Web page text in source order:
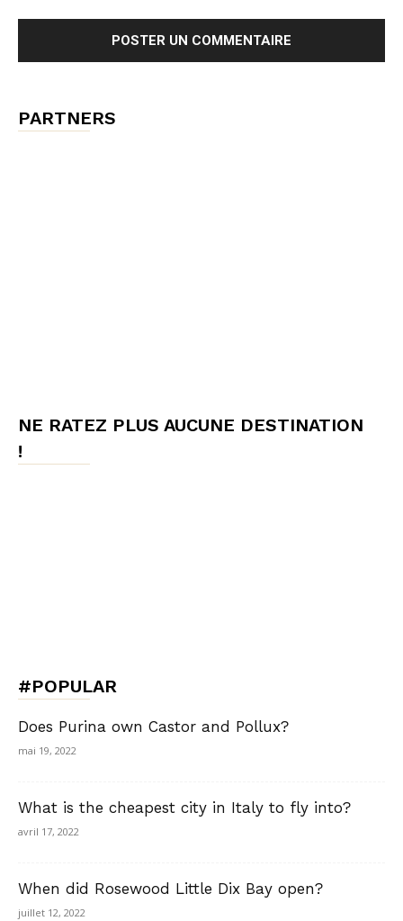
PARTNERS
NE RATEZ PLUS AUCUNE DESTINATION
!
#POPULAR
Does Purina own Castor and Pollux?
mai 19, 2022
What is the cheapest city in Italy to fly into?
avril 17, 2022
When did Rosewood Little Dix Bay open?
juillet 12, 2022